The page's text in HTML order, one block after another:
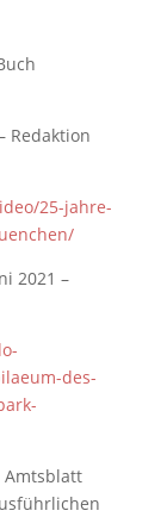
Redaktion
25-jahre-
2021 –
des-
Amtsblatt